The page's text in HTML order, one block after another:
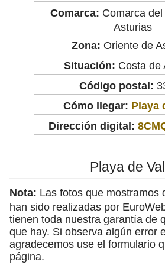
Comarca: Comarca
Asturias
Zona: Oriente de
Situación: Costa de
Código postal:
Cómo llegar: Playa
Dirección digital:
Playa de
Nota: Las fotos que mostramos
han sido realizadas por
tienen toda nuestra garantía de
que hay. Si observa algún error
agradecemos use el formulario
página.